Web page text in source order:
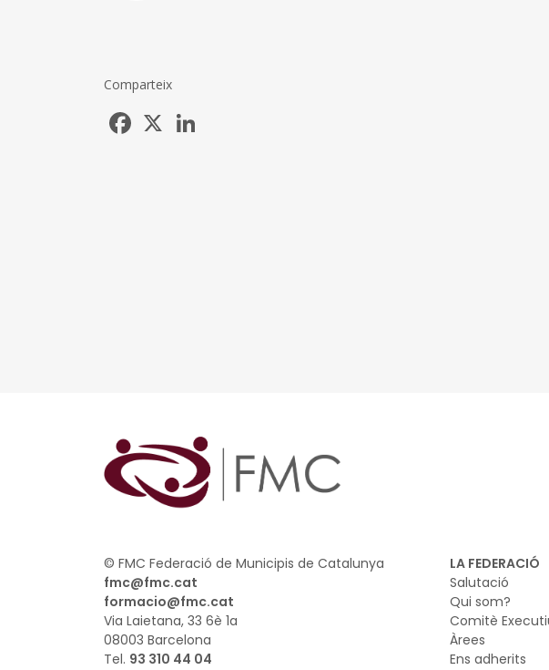
Comparteix
Facebook
LA FEDERACIÓ
Salutació
Qui som?
Comitè
Àrees
Ens adherits
© FMC Federació de Municipis de Catalunya
fmc@fmc.cat
formacio@fmc.cat
Via Laietana, 33 6è 1a
08003 Barcelona
Tel. 93 310 44 04